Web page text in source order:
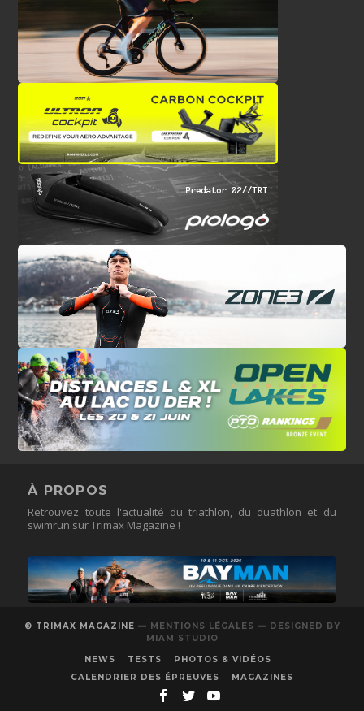
À PROPOS
Retrouvez toute l'actualité du triathlon, du duathlon et du
swimrun sur Trimax Magazine !
© TRIMAX MAGAZINE — MENTIONS LÉGALES — DESIGNED BY
MIAM STUDIO
NEWS
TESTS
PHOTOS & VIDÉOS
CALENDRIER DES ÉPREUVES
MAGAZINES